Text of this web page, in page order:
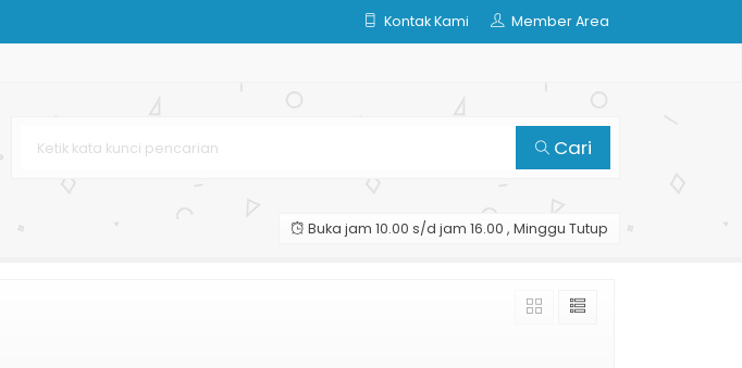
Kontak Kami Member Area
Cari
Buka jam 10.00 s/d jam 16.00 , Minggu Tutup